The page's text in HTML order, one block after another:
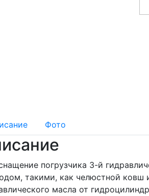
Фото
погрузчика 3-й
такими, как челюстной ковш
масла от